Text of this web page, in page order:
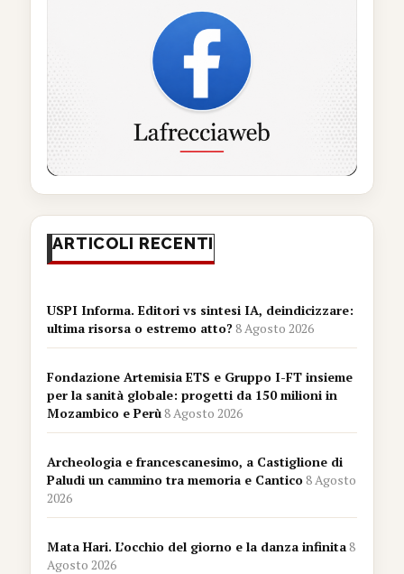
ARTICOLI RECENTI
USPI Informa. Editori vs sintesi IA, deindicizzare:
ultima risorsa o estremo atto?8 Agosto 2026
Fondazione Artemisia ETS e Gruppo I-FT insieme
per la sanità globale: progetti da 150 milioni in
Mozambico e Perù8 Agosto 2026
Archeologia e francescanesimo, a Castiglione di
Paludi un cammino tra memoria e Cantico8 Agosto
2026
Mata Hari. L’occhio del giorno e la danza infinita8
Agosto 2026